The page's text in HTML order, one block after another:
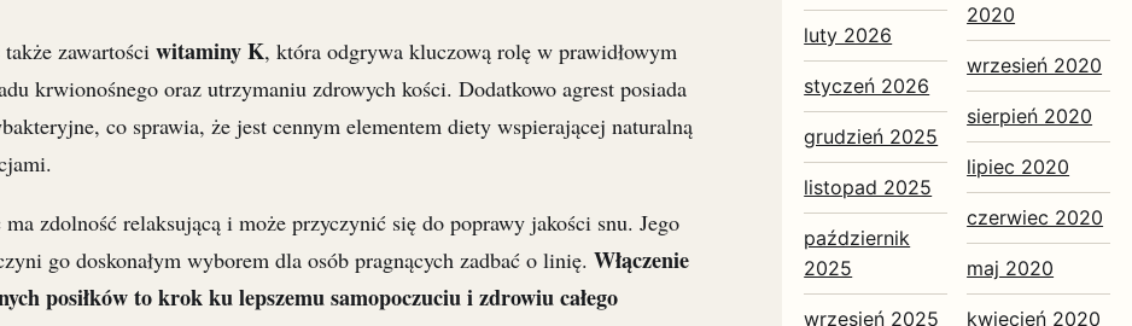
zawartości witaminy K, która odgrywa kluczową rolę w prawidłowym
krwionośnego oraz utrzymaniu zdrowych kości. Dodatkowo agrest posiada
co sprawia, że jest cennym elementem diety wspierającej naturalną
zdolność relaksującą i może przyczynić się do poprawy jakości snu. Jego
go doskonałym wyborem dla osób pragnących zadbać o linię. Włączenie
posiłków to krok ku lepszemu samopoczuciu i zdrowiu całego
luty 2026
styczeń 2026
grudzień 2025
listopad 2025
październik
2025
wrzesień 2025
2020
wrzesień 2020
sierpień 2020
lipiec 2020
czerwiec 2020
maj 2020
kwiecień 2020